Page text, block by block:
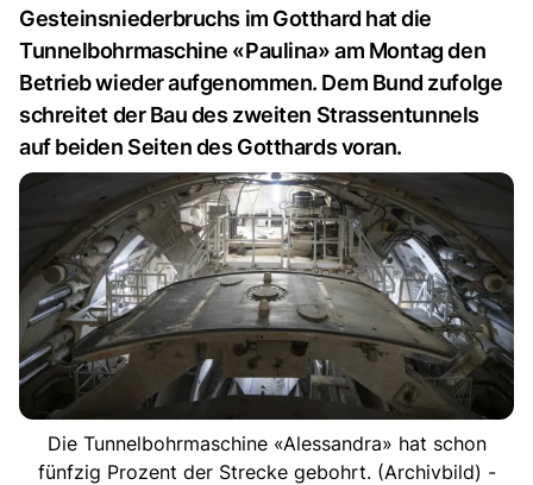
Gesteinsniederbruchs im Gotthard hat die
Tunnelbohrmaschine «Paulina» am Montag den
Betrieb wieder aufgenommen. Dem Bund zufolge
schreitet der Bau des zweiten Strassentunnels
auf beiden Seiten des Gotthards voran.
Die Tunnelbohrmaschine «Alessandra» hat schon
fünfzig Prozent der Strecke gebohrt. (Archivbild) -